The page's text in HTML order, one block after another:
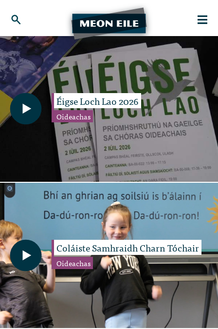
Éigse Loch Lao 2026
Oideachas
Coláiste Samhraidh Charn Tóchair
Oideachas